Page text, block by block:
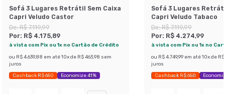
Sofá 3 Lugares Retrátil Sem Caixa
Capri Veludo Castor
De:R$ 7.119,99
Por: R$ 4.175,89
à vista com Pix ou 1x no Cartão de Crédito
ou R$ 4.639,88 em até 10x de R$ 463,98 sem
juros
Cashback R$ 650 Economize 41%
Sofá 3 Lugares
Capri Veludo Tabaco
De:R$ 7.119,99
Por: R$ 4.274,99
à vista com Pix ou 1x no
ou R$ 4.749,99 em até 10x de
juros
Cashback R$ 650